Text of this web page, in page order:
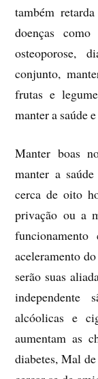
também
doenças
osteoporose,
conjunto,
frutas e
manter a saúde
Manter boas
manter a
cerca de oito
privação ou a
aceleramento
serão suas
alcóolicas e
aumentam as
diabetes, Mal